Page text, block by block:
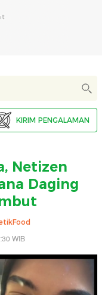
KIRIM PENGALAMAN
Netizen
Daging
WIB